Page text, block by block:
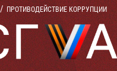
ПРОТИВОДЕЙСТВИЕ КОРРУПЦИИ